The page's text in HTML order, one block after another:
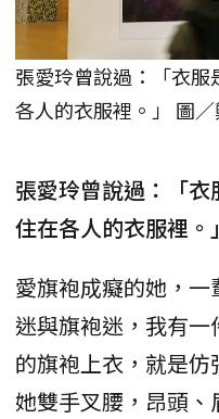
張愛玲曾說過：「衣
各人的衣服裡。」 圖
張愛玲曾說過：「
住在各人的衣服裡。」
愛旗袍成癡的她，
迷與旗袍迷，我有
的旗袍上衣，就是
她雙手叉腰，昂頭